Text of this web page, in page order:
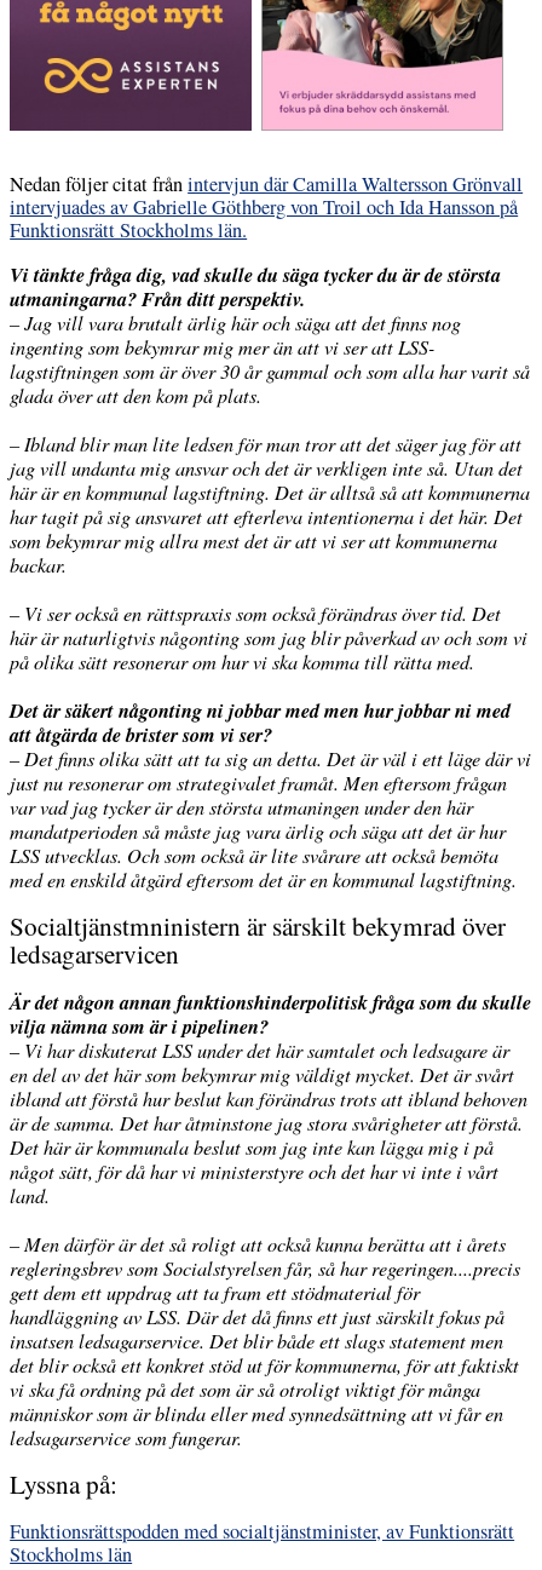
Nedan följer citat frånintervjun där Camilla Waltersson Grönvall
intervjuades av Gabrielle Göthberg von Troil och Ida Hansson på
Funktionsrätt Stockholms län.
Vi tänkte fråga dig, vad skulle du säga tycker du är de största
utmaningarna? Från ditt perspektiv.
– Jag vill vara brutalt ärlig här och säga att det finns nog
ingenting som bekymrar mig mer än att vi ser att LSS-
lagstiftningen som är över 30 år gammal och som alla har varit så
glada över att den kom på plats.
– Ibland blir man lite ledsen för man tror att det säger jag för att
jag vill undanta mig ansvar och det är verkligen inte så. Utan det
här är en kommunal lagstiftning. Det är alltså så att kommunerna
har tagit på sig ansvaret att efterleva intentionerna i det här. Det
som bekymrar mig allra mest det är att vi ser att kommunerna
backar.
– Vi ser också en rättspraxis som också förändras över tid. Det
här är naturligtvis någonting som jag blir påverkad av och som vi
på olika sätt resonerar om hur vi ska komma till rätta med.
Det är säkert någonting ni jobbar med men hur jobbar ni med
att åtgärda de brister som vi ser?
–Det finns olika sätt att ta sig an detta. Det är väl i ett läge där vi
just nu resonerar om strategivalet framåt. Men eftersom frågan
var vad jag tycker är den största utmaningen under den här
mandatperioden så måste jag vara ärlig och säga att det är hur
LSS utvecklas. Och som också är lite svårare att också bemöta
med en enskild åtgärd eftersom det är en kommunal lagstiftning.
Socialtjänstmninistern är särskilt bekymrad över
ledsagarservicen
Är det någon annan funktionshinderpolitisk fråga som du skulle
vilja nämna som är i pipelinen?
–Vi har diskuterat LSS under det här samtalet och ledsagare är
en del av det här som bekymrar mig väldigt mycket. Det är svårt
ibland att förstå hur beslut kan förändras trots att ibland behoven
är de samma. Det har åtminstone jag stora svårigheter att förstå.
Det här är kommunala beslut som jag inte kan lägga mig i på
något sätt, för då har vi ministerstyre och det har vi inte i vårt
land.
– Men därför är det så roligt att också kunna berätta att i årets
regleringsbrev som Socialstyrelsen får, så har regeringen....precis
gett dem ett uppdrag att ta fram ett stödmaterial för
handläggning av LSS. Där det då finns ett just särskilt fokus på
insatsen ledsagarservice. Det blir både ett slags statement men
det blir också ett konkret stöd ut för kommunerna, för att faktiskt
vi ska få ordning på det som är så otroligt viktigt för många
människor som är blinda eller med synnedsättning att vi får en
ledsagarservice som fungerar.
Lyssna på:
Funktionsrättspodden med socialtjänstminister, av Funktionsrätt
Stockholms län